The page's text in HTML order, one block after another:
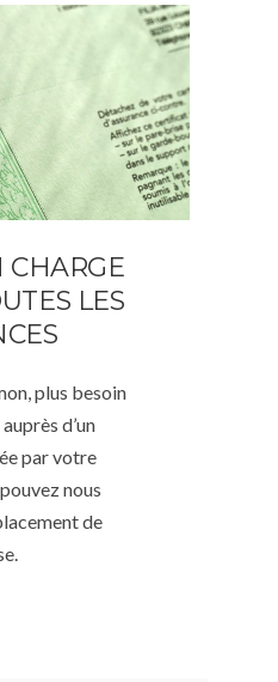
CHARGE
LES
plus besoin
d’un
par votre
nous
de